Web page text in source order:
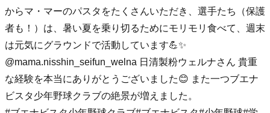
からマ・マーのパスタをたくさんいただき、選手たち（保護
者も！）は、暑い夏を乗り切るためにモリモリ食べて、週末
は元気にグラウンドで活動しています💪✨
@mama.nisshin_seifun_welna 日清製粉ウェルナさん 貴重
な経験を本当にありがとうございました😊 また一つブエナ
ビスタ少年野球クラブの絶景が増えました。